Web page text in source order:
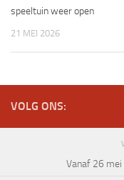
speeltuin weer open
21 MEI 2026
VOLG ONS:
Vanaf 26